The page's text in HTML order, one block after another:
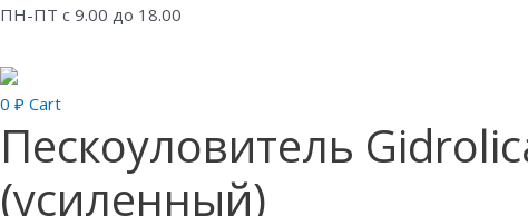
ПН-ПТ с 9.00 до 18.00
0 ₽ Cart
Пескоуловитель
(усиленный)